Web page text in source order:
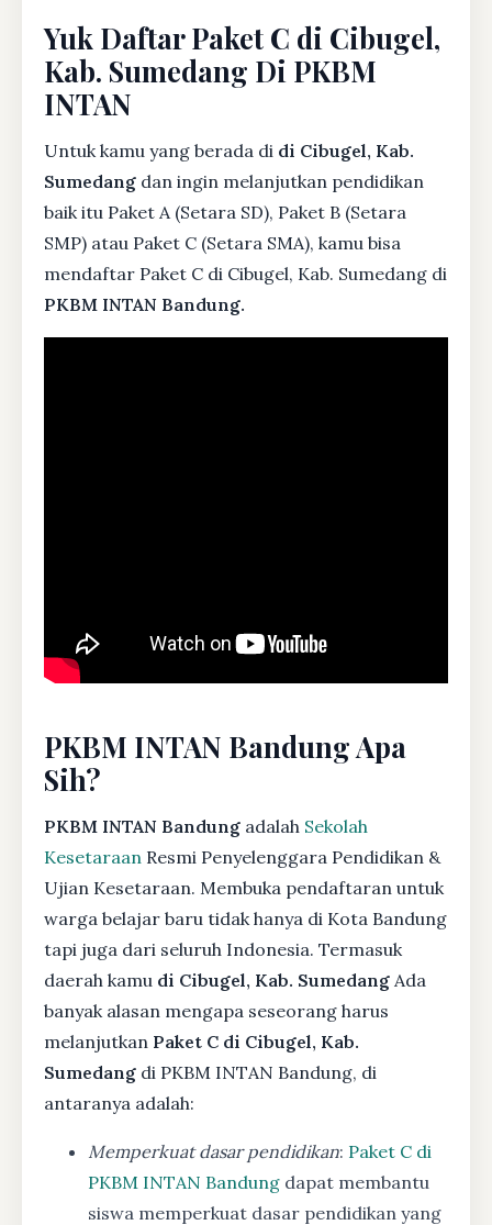
Yuk Daftar Paket C di Cibugel,
Kab. Sumedang Di PKBM
INTAN
Untuk kamu yang berada di di Cibugel, Kab.
Sumedang dan ingin melanjutkan pendidikan
baik itu Paket A (Setara SD), Paket B (Setara
SMP) atau Paket C (Setara SMA), kamu bisa
mendaftar Paket C di Cibugel, Kab. Sumedang di
PKBM INTAN Bandung.
PKBM INTAN Bandung Apa
Sih?
PKBM INTAN Bandung adalah Sekolah
Kesetaraan Resmi Penyelenggara Pendidikan &
Ujian Kesetaraan. Membuka pendaftaran untuk
warga belajar baru tidak hanya di Kota Bandung
tapi juga dari seluruh Indonesia. Termasuk
daerah kamu di Cibugel, Kab. Sumedang Ada
banyak alasan mengapa seseorang harus
melanjutkan Paket C di Cibugel, Kab.
Sumedang di PKBM INTAN Bandung, di
antaranya adalah:
Memperkuat dasar pendidikan: Paket C di
PKBM INTAN Bandung dapat membantu
siswa memperkuat dasar pendidikan yang